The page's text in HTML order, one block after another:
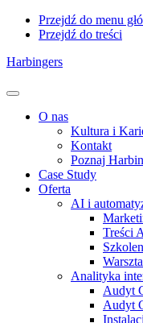
Przejdź do menu
Przejdź do treści
Harbingers
Menu
O nas
Kultura i
Kontakt
Poznaj
Case Study
Oferta
AI i
Treści
Analityka
Audyt
Audyt